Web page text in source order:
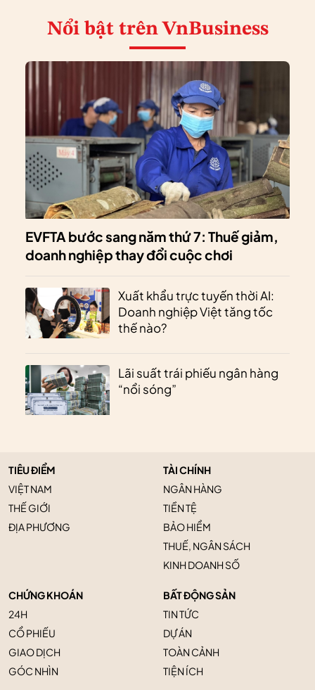
Nổi bật trên VnBusiness
EVFTA bước sang năm thứ 7: Thuế giảm,
doanh nghiệp thay đổi cuộc chơi
Xuất khẩu trực tuyến thời AI:
Doanh nghiệp Việt tăng tốc
thế nào?
Lãi suất trái phiếu ngân hàng
“nổi sóng”
TIÊU ĐIỂM
VIỆT NAM
THẾ GIỚI
ĐỊA PHƯƠNG
TÀI CHÍNH
NGÂN HÀNG
TIỀN TỆ
BẢO HIỂM
THUẾ, NGÂN SÁCH
KINH DOANH SỐ
CHỨNG KHOÁN
24H
CỔ PHIẾU
GIAO DỊCH
GÓC NHÌN
BẤT ĐỘNG SẢN
TIN TỨC
DỰ ÁN
TOÀN CẢNH
TIỆN ÍCH